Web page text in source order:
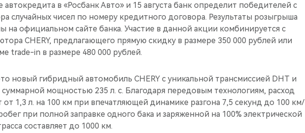
в «Росбанк Авто» и 15 августа банк определит победителей с
случайных чисел по номеру кредитного договора. Результаты розыгрыша
на официальном сайте банка. Участие в данной акции комбинируется с
CHERY, предлагающего прямую скидку в размере 350 000 рублей или
trade-in в размере 480 000 рублей.
новый гибридный автомобиль CHERY с уникальной трансмиссией DHT и
суммарной мощностью 235 л. с. Благодаря передовым технологиям, расход
от 1,3 л. на 100 км при впечатляющей динамике разгона 7,5 секунд до 100 км/
при полной заправке одного бака и заряженной на 100% электрической
составляет до 1000 км.